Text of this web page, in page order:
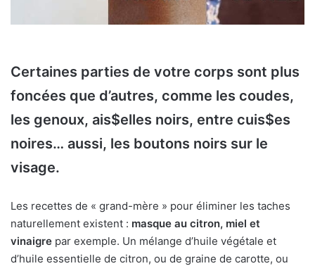
Certaines parties de votre corps sont plus
foncées que d’autres, comme les coudes,
les genoux, ais$elles noirs, entre cuis$es
noires… aussi, les boutons noirs sur le
visage.
Les recettes de « grand-mère » pour éliminer les taches
naturellement existent : masque au citron, miel et
vinaigre par exemple. Un mélange d’huile végétale et
d’huile essentielle de citron, ou de graine de carotte, ou